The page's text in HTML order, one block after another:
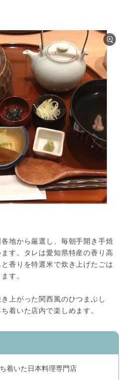
地から厳選し、毎朝手開き手焼
す。タレは愛知県特産の香り高
香りを特選米で炊き上げたごは
す。
上がった関西風のひつまぶし
着いた店内で楽しめます。
着いた日本料理専門店